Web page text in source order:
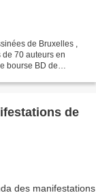
de Bruxelles ,
70 auteurs en
bourse BD de
de